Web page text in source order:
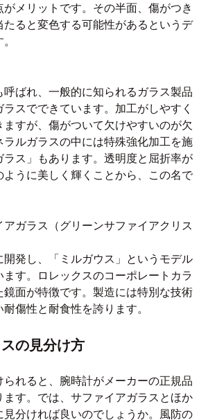
メリットです。その半面、傷がつき
たると変色する可能性があるというデ
呼ばれ、一般的に知られるガラス製品
スでできています。加工がしやすく
すが、傷がついて欠けやすいのが欠
ラルガラスの中には特殊強化加工を施
ラス」もあります。透明度と屈折率が
ように美しく輝くことから、この名で
アガラス（グリーンサファイアクリス
開発し、「ミルガウス」というモデル
す。ロレックスのコーポレートカラ
鏡面が特徴です。製造には特別な技術
傷性と耐食性を誇ります。
の見分け方
られると、腕時計がメーカーの正規品
ます。では、サファイアガラスとほか
見分ければ良いのでしょうか。風防の